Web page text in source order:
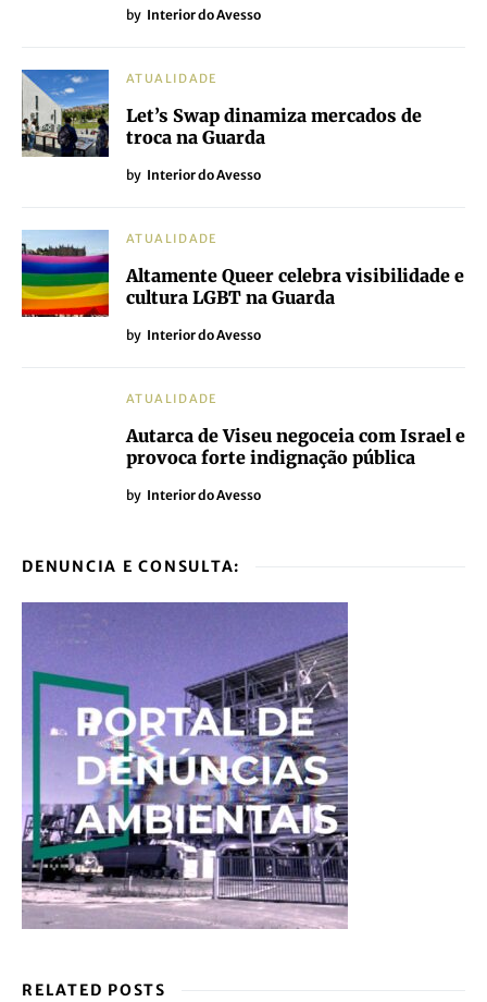
by Interior do Avesso
ATUALIDADE
Let’s Swap dinamiza mercados de
troca na Guarda
by Interior do Avesso
ATUALIDADE
Altamente Queer celebra visibilidade e
cultura LGBT na Guarda
by Interior do Avesso
ATUALIDADE
Autarca de Viseu negoceia com Israel e
provoca forte indignação pública
by Interior do Avesso
DENUNCIA E CONSULTA:
RELATED POSTS